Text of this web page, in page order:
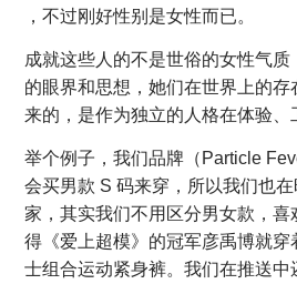
，不过刚好性别是女性而已。
成就这些人的不是世俗的女性气
的眼界和思想，她们在世界上的
来的，是作为独立的人格在体验、
举个例子，我们品牌（Particle
会买男款 S 码来穿，所以我们也
家，其实我们不用区分男女款，
得《爱上超模》的冠军彦禹博就穿
士组合运动紧身裤。我们在推送中